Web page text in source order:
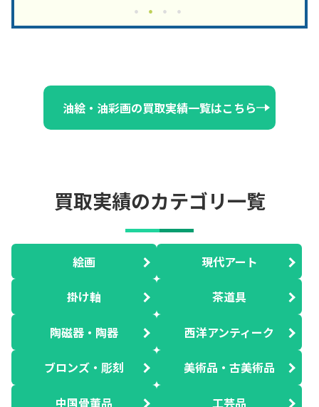
油絵・油彩画の買取実績一覧はこちら
買取実績のカテゴリ一覧
絵画 現代アート
掛け軸 茶道具
陶磁器・陶器 西洋アンティーク
ブロンズ・彫刻 美術品・古美術品
中国骨董品 工芸品